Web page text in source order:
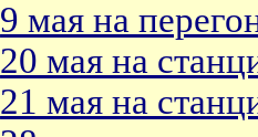
9 мая на
20 мая на
21 мая на